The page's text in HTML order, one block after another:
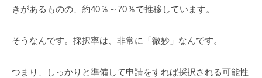
きがあるものの、約40％～70％で推移しています。
そうなんです。採択率は、非常に「微妙」なんです。
つまり、しっかりと準備して申請をすれば採択される可能性